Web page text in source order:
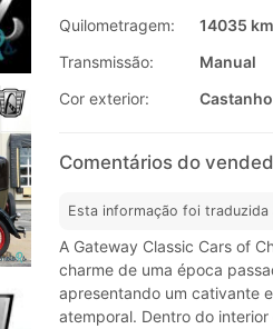
Quilometragem:
14035 km
Transmissão:
Manual
Cor exterior:
Castanho
Comentários do
Esta informação foi traduzida
A Gateway Classic Cars of
charme de uma época
apresentando um cativante
atemporal. Dentro do